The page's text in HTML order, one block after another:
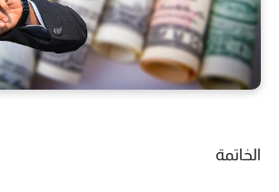
الخاتمة